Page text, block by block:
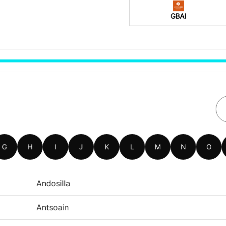
GBAI
G H I J K L M N O
Andosilla
Antsoain